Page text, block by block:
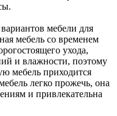
мебели для
мебель со временем
ухода,
и влажности, поэтому
мебель приходится
легко прожечь, она
и привлекательна